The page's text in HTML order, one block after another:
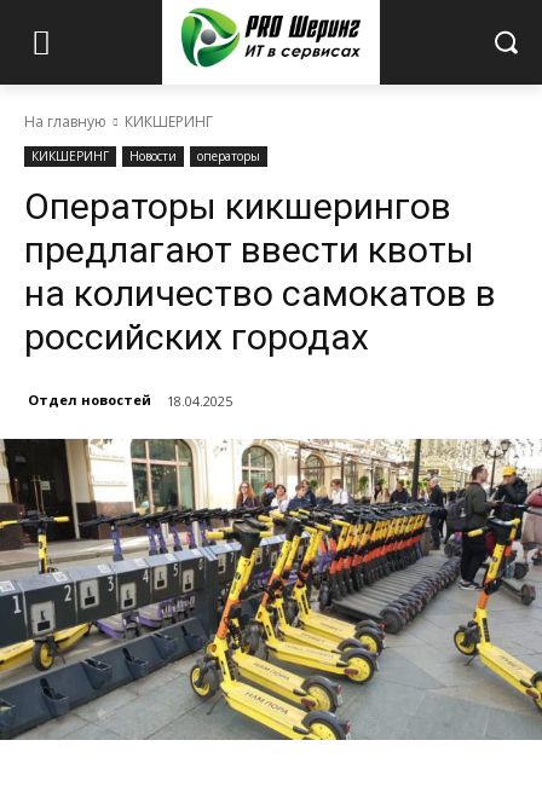
На главную КИКШЕРИНГ
КИКШЕРИНГ Новости операторы
Операторы кикшерингов
предлагают ввести квоты
на количество самокатов в
российских городах
Отдел новостей 18.04.2025